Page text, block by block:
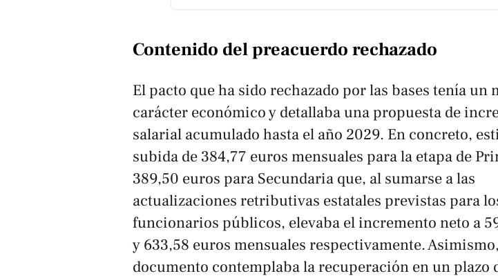
Contenido del preacuerdo rechazado
El pacto que ha sido rechazado por las bases tenía un
carácter económico y detallaba una propuesta de
salarial acumulado hasta el año 2029. En concreto,
subida de 384,77 euros mensuales para la etapa de
389,50 euros para Secundaria que, al sumarse a las
actualizaciones retributivas estatales previstas para
funcionarios públicos, elevaba el incremento neto a
y 633,58 euros mensuales respectivamente.
documento contemplaba la recuperación en un plazo